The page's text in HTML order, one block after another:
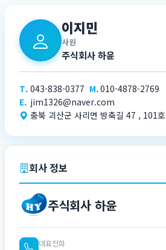
이지민
사원
주식회사 하윤
T. 043-838-0377 M.010-4878-2769
E. jim1326@naver.com
충북 괴산군 사리면 방축길 47 , 101호
회사 정보
주식회사 하윤
대표전화